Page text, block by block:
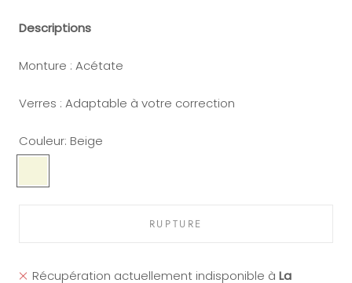
Descriptions
Monture : Acétate
Verres : Adaptable à votre correction
Couleur: Beige
RUPTURE
Récupération actuellement indisponible à La